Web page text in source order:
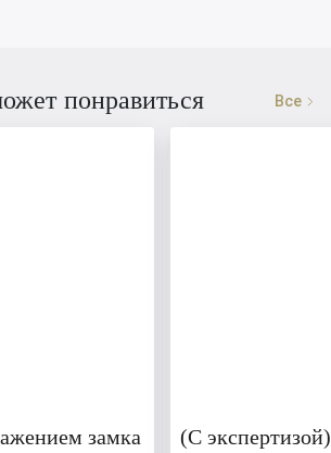
понравиться Все
замка
(С